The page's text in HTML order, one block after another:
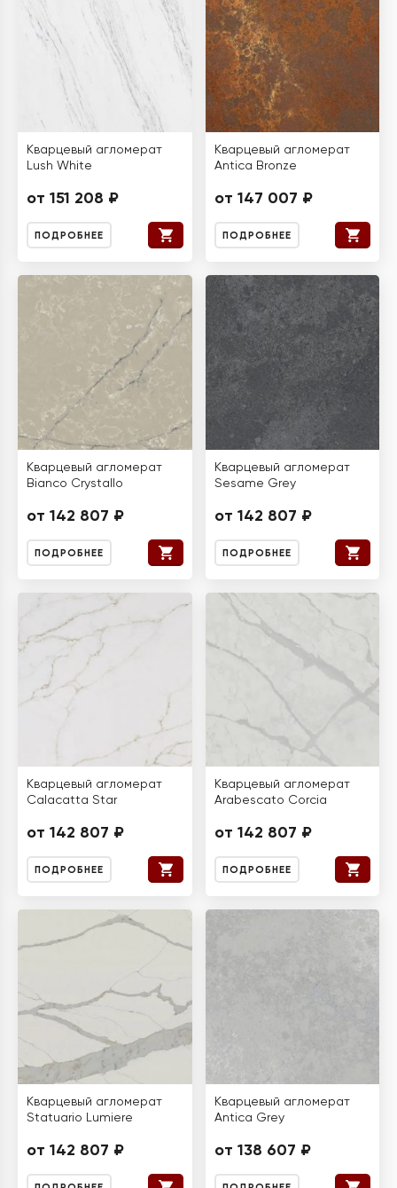
Кварцевый агломерат
Lush White
от 151 208 ₽
ПОДРОБНЕЕ
Кварцевый агломерат
Antica Bronze
от 147 007 ₽
ПОДРОБНЕЕ
Кварцевый агломерат
Bianco Crystallo
от 142 807 ₽
ПОДРОБНЕЕ
Кварцевый агломерат
Sesame Grey
от 142 807 ₽
ПОДРОБНЕЕ
Кварцевый агломерат
Calacatta Star
от 142 807 ₽
ПОДРОБНЕЕ
Кварцевый агломерат
Arabescato Corcia
от 142 807 ₽
ПОДРОБНЕЕ
Кварцевый агломерат
Statuario Lumiere
от 142 807 ₽
Кварцевый агломерат
Antica Grey
от 138 607 ₽